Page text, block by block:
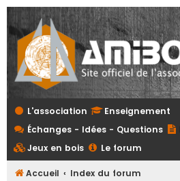
L'association
Enseignement
Échanges - Idées - Questions
Jeux en bois
Le forum
Accueil Index du forum